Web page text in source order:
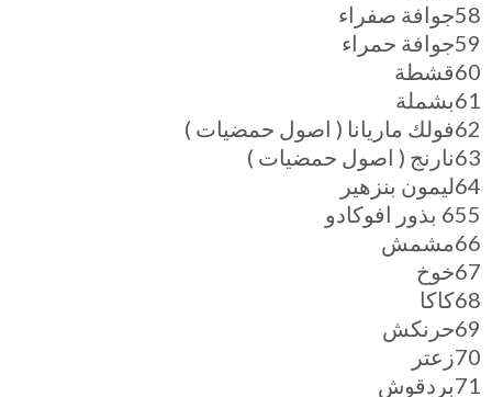
58جوافة صفراء
59جوافة حمراء
60قشطة
61بشملة
62فولك ماريانا ( اصول حمضيات )
63نارنج ( اصول حمضيات )
64ليمون بنزهير
655 بذور افوكادو
66مشمش
67خوخ
68كاكا
69حرنكش
70زعتر
71بردقوش